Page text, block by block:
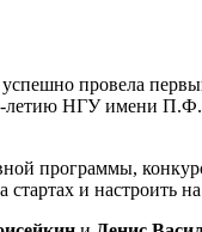
провела
летию НГУ имени П.Ф.
программы,
и настроить